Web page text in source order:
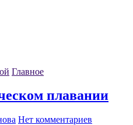
Главное
плавании
Нет комментариев